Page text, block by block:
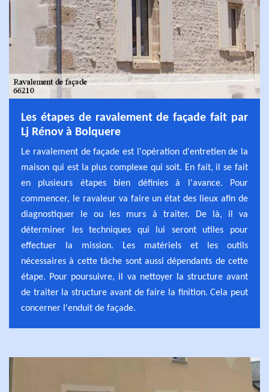
Les étapes de ravalement de façade fait par
Lj Rénov à Bolquere
Le ravalement de façade est l'opération d'entretien de la
maison qui est la plus complexe qui soit. En fait, il se fait
en plusieurs étapes bien définies à l'avance. Pour
commencer, le ravaleur va faire un état des lieux afin de
diagnostiquer le ou les murs à traiter. De là, il va
déterminer les techniques qui lui seront utiles pour
effectuer la mission. Les matériels et les outils
nécessaires à cette tâche sont aussi dépendants de cette
étape. Pour poursuivre, il va nettoyer la structure avant
de traiter la structure avant de faire la finition. Cela peut
concerner l'enduit de façade.